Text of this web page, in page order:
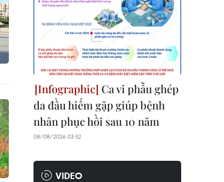
Ca vi phẫu ghép
da đầu hiếm gặp giúp bệnh
nhân phục hồi sau 10 năm
08/08/2026 03:52
VIDEO